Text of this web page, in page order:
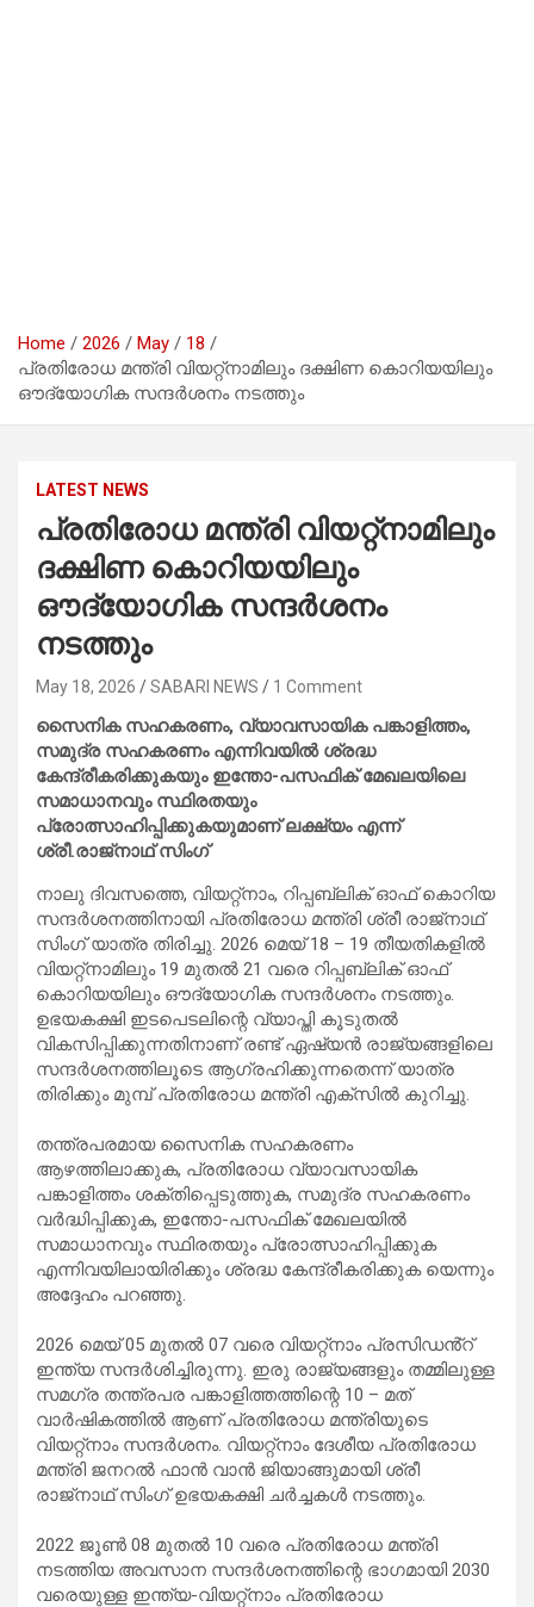
Home 2026 May
18
പ്രതിരോധ മന്ത്രി വിയറ്റ്നാമിലും ദക്ഷിണ കൊറിയയിലും
ഔദ്യോഗിക സന്ദർശനം നടത്തും
LATEST NEWS
പ്രതിരോധ മന്ത്രി വിയറ്റ്നാമിലും
ദക്ഷിണ കൊറിയയിലും
ഔദ്യോഗിക സന്ദർശനം
നടത്തും
May 18, 2026 SABARI NEWS 1 Comment
സൈനിക സഹകരണം, വ്യാവസായിക പങ്കാളിത്തം,
സമുദ്ര സഹകരണം എന്നിവയിൽ ശ്രദ്ധ
കേന്ദ്രീകരിക്കുകയും ഇന്തോ-പസഫിക് മേഖലയിലെ
സമാധാനവും സ്ഥിരതയും
പ്രോത്സാഹിപ്പിക്കുകയുമാണ് ലക്ഷ്യം എന്ന്
ശ്രീ.രാജ്‌നാഥ് സിംഗ്
നാലു ദിവസത്തെ, വിയറ്റ്നാം, റിപ്പബ്ലിക് ഓഫ് കൊറിയ
സന്ദർശനത്തിനായി പ്രതിരോധ മന്ത്രി ശ്രീ രാജ്‌നാഥ്
സിംഗ് യാത്ര തിരിച്ചു. 2026 മെയ് 18 – 19 തീയതികളിൽ
വിയറ്റ്നാമിലും 19 മുതൽ 21 വരെ റിപ്പബ്ലിക് ഓഫ്
കൊറിയയിലും ഔദ്യോഗിക സന്ദർശനം നടത്തും.
ഉഭയകക്ഷി ഇടപെടലിന്റെ വ്യാപ്തി കൂടുതൽ
വികസിപ്പിക്കുന്നതിനാണ് രണ്ട് ഏഷ്യൻ രാജ്യങ്ങളിലെ
സന്ദർശനത്തിലൂടെ ആഗ്രഹിക്കുന്നതെന്ന് യാത്ര
തിരിക്കും മുമ്പ് പ്രതിരോധ മന്ത്രി എക്സിൽ കുറിച്ചു.
തന്ത്രപരമായ സൈനിക സഹകരണം
ആഴത്തിലാക്കുക, പ്രതിരോധ വ്യാവസായിക
പങ്കാളിത്തം ശക്തിപ്പെടുത്തുക, സമുദ്ര സഹകരണം
വർദ്ധിപ്പിക്കുക, ഇന്തോ-പസഫിക് മേഖലയിൽ
സമാധാനവും സ്ഥിരതയും പ്രോത്സാഹിപ്പിക്കുക
എന്നിവയിലായിരിക്കും ശ്രദ്ധ കേന്ദ്രീകരിക്കുക യെന്നും
അദ്ദേഹം പറഞ്ഞു.
2026 മെയ് 05 മുതൽ 07 വരെ വിയറ്റ്നാം പ്രസിഡൻ്റ്
ഇന്ത്യ സന്ദർശിച്ചിരുന്നു. ഇരു രാജ്യങ്ങളും തമ്മിലുള്ള
സമഗ്ര തന്ത്രപര പങ്കാളിത്തത്തിന്റെ 10 – മത്
വാർഷികത്തിൽ ആണ് പ്രതിരോധ മന്ത്രിയുടെ
വിയറ്റ്നാം സന്ദർശനം. വിയറ്റ്നാം ദേശീയ പ്രതിരോധ
മന്ത്രി ജനറൽ ഫാൻ വാൻ ജിയാങ്ങുമായി ശ്രീ
രാജ്‌നാഥ് സിംഗ് ഉഭയകക്ഷി ചർച്ചകൾ നടത്തും.
2022 ജൂൺ 08 മുതൽ 10 വരെ പ്രതിരോധ മന്ത്രി
നടത്തിയ അവസാന സന്ദർശനത്തിന്റെ ഭാഗമായി 2030
വരെയുള്ള ഇന്ത്യ-വിയറ്റ്നാം പ്രതിരോധ